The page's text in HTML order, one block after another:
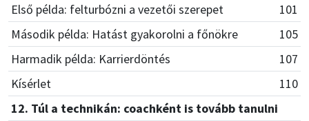
Első példa: felturbózni a vezetői szerepet
101
Második példa: Hatást gyakorolni a főnökre
105
Harmadik példa: Karrierdöntés
107
Kísérlet
110
12. Túl a technikán: coachként is tovább tanulni